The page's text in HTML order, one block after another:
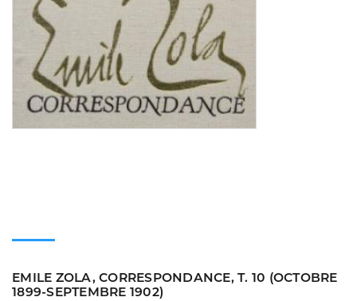
EMILE ZOLA, CORRESPONDANCE, T. 10 (OCTOBRE
1899-SEPTEMBRE 1902)